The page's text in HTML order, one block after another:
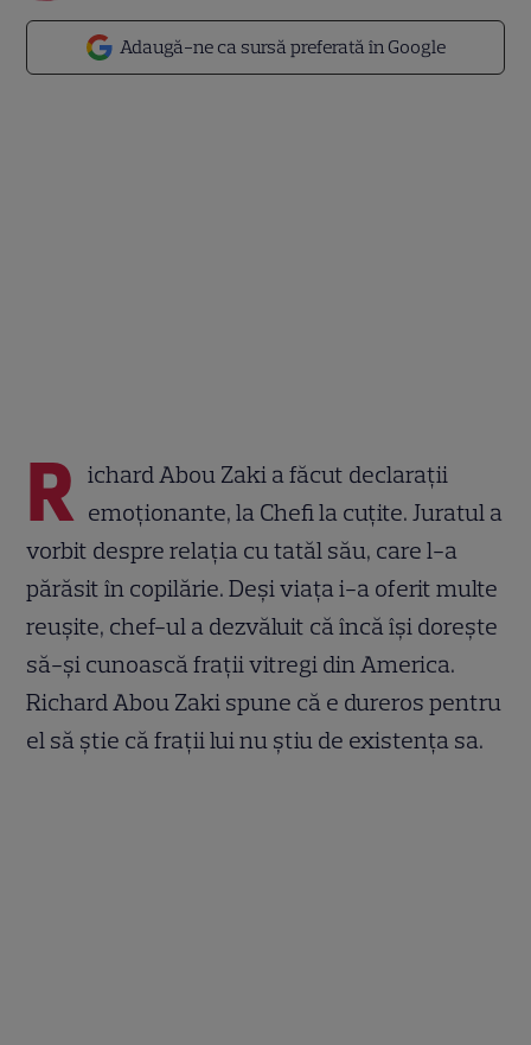
Adaugă-ne ca sursă preferată în Google
R ichard Abou Zaki a făcut declarații
emoționante, la Chefi la cuțite. Juratul a
vorbit despre relația cu tatăl său, care l-a
părăsit în copilărie. Deși viața i-a oferit multe
reușite, chef-ul a dezvăluit că încă își dorește
să-și cunoască frații vitregi din America.
Richard Abou Zaki spune că e dureros pentru
el să știe că frații lui nu știu de existența sa.